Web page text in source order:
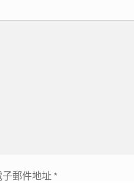
子郵件地址 *